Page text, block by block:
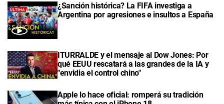
¿Sanción histórica? La FIFA investiga a
Argentina por agresiones e insultos a España
ITURRALDE y el mensaje al Dow Jones: Por
qué EEUU rescatará a las grandes de la IA y
"envidia el control chino"
Apple lo hace oficial: romperá su tradición